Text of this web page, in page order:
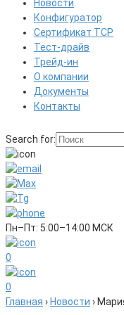
Новости
Конфигуратор
Сертификат ТСР
Тест-драйв
Трейд-ин
О компании
Документы
Контакты
Search for:
Пн–Пт: 5:00–14:00 МСК
0
0
Главная › Новости ›